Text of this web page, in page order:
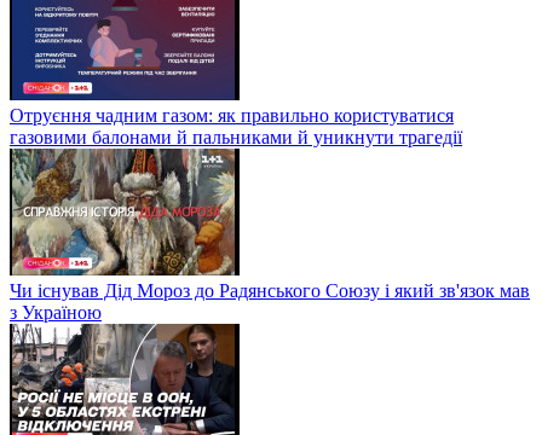
Отруєння чадним газом: як правильно користуватися
газовими балонами й пальниками й уникнути трагедії
Чи існував Дід Мороз до Радянського Союзу і який зв'язок мав
з Україною